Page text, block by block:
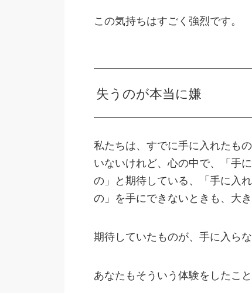
この気持ちはすごく強烈です。
失うのが本当に嫌
私たちは、すでに手に入れたも
いないけれど、心の中で、「手
の」と期待している、「手に入
の」を手にできないときも、大
期待していたものが、手に入ら
あなたもそういう体験をしたこ